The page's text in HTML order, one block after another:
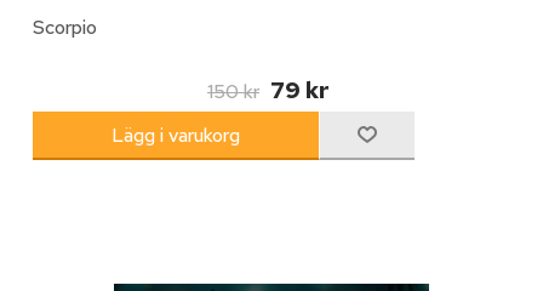
Scorpio
150 kr 79 kr